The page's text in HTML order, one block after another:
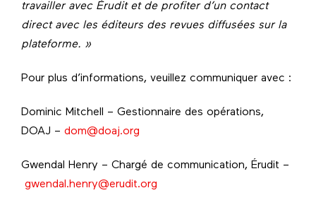
travailler avec Érudit et de profiter d’un contact
direct avec les éditeurs des revues diffusées sur la
plateforme. »
Pour plus d’informations, veuillez communiquer avec :
Dominic Mitchell – Gestionnaire des opérations,
DOAJ – dom@doaj.org
Gwendal Henry – Chargé de communication, Érudit –
gwendal.henry@erudit.org